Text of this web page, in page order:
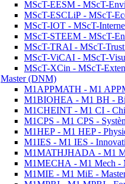
MScT-EESM - MScT-
MScT-ESCLiP - MScT-
MScT-IOT - MScT-
MScT-STEEM - MScT-
MScT-TRAI - MScT-
MScT-ViCAI - MScT-
MScT-XCin - MScT-
Master (DNM)
M1APPMATH - M1
M1BIOHEA - M1 BH -
M1CHEINT - M1 CI -
M1CPS - M1 CPS -
M1HEP - M1 HEP -
M1IES - M1 IES -
M1MATHJHADA - M1
M1MECHA - M1 Mech -
M1MIE - M1 MiE -